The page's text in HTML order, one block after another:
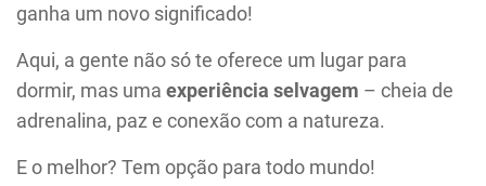
ganha um novo significado!
Aqui, a gente não só te oferece um lugar para
dormir, mas uma experiência selvagem – cheia de
adrenalina, paz e conexão com a natureza.
E o melhor? Tem opção para todo mundo!